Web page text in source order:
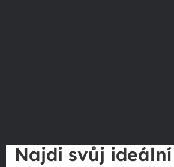
Najdi svůj